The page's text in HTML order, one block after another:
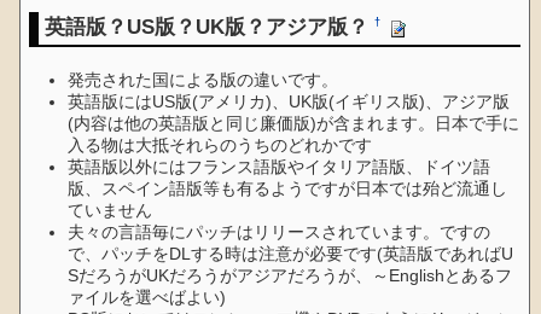
英語版？US版？UK版？アジア版？†
発売された国による版の違いです。
英語版にはUS版(アメリカ)、UK版(イギリス版)、アジア版
(内容は他の英語版と同じ廉価版)が含まれます。日本で手に
入る物は大抵それらのうちのどれかです
英語版以外にはフランス語版やイタリア語版、ドイツ語
版、スペイン語版等も有るようですが日本では殆ど流通し
ていません
夫々の言語毎にパッチはリリースされています。ですの
で、パッチをDLする時は注意が必要です(英語版であればU
SだろうがUKだろうがアジアだろうが、～Englishとあるフ
ァイルを選べばよい)